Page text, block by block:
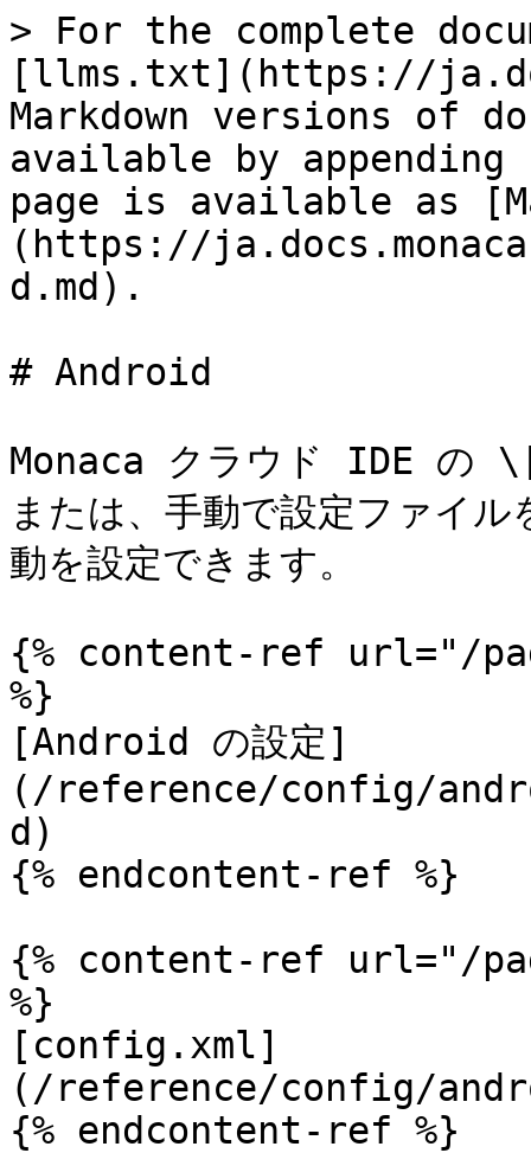
> For the complete
[llms.txt](https://
Markdown versions of
available by
page is available as
(https://
d.md).
# Android
Monaca クラウド IDE の
または、手動で設定ファイ
動を設定できます。
{% content-ref url="/
%}
[Android の設定]
(/reference/config/
d)
{% endcontent-ref %}
{% content-ref url="/
%}
[config.xml]
(/reference/config/
{% endcontent-ref %}